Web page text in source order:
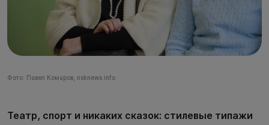
Фото: Павел Комаров, nsknews.info
Театр, спорт и никаких сказок: cтилевые типажи